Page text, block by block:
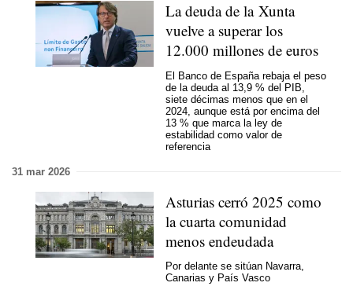
La deuda de la Xunta
vuelve a superar los
12.000 millones de euros
El Banco de España rebaja el peso
de la deuda al 13,9 % del PIB,
siete décimas menos que en el
2024, aunque está por encima del
13 % que marca la ley de
estabilidad como valor de
referencia
31 mar 2026
Asturias cerró 2025 como
la cuarta comunidad
menos endeudada
Por delante se sitúan Navarra,
Canarias y País Vasco